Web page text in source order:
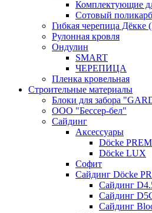
Комплектующие
Сотовый
Гибкая черепица Дёкке
Рулонная кровля
Ондулин
SMART
ЧЕРЕПИЦА
Пленка кровельная
Строительные материалы
Блоки для забора
ООО "Бессер-бел"
Сайдинг
Аксессуары
Döcke
Döcke LUX
Софит
Сайдинг Döcke
Сайдинг
Сайдинг
Сайдинг